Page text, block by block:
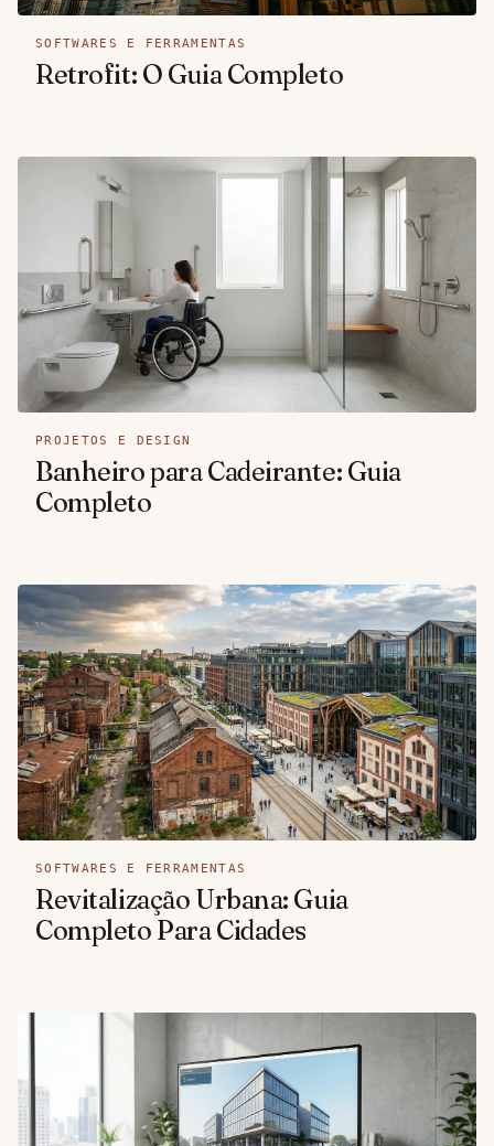
SOFTWARES E FERRAMENTAS
Retrofit: O Guia Completo
PROJETOS E DESIGN
Banheiro para Cadeirante: Guia
Completo
SOFTWARES E FERRAMENTAS
Revitalização Urbana: Guia
Completo Para Cidades